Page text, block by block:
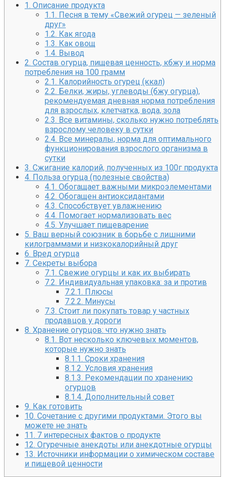
1. Описание продукта
1.1. Песня в тему «Свежий огурец — зеленый
друг»
1.2. Как ягода
1.3. Как овощ
1.4. Вывод
2. Состав огурца, пищевая ценность, кбжу и норма
потребления на 100 грамм
2.1. Калорийность огурец (ккал)
2.2. Белки, жиры, углеводы (бжу огурца),
рекомендуемая дневная норма потребления
для взрослых, клетчатка, вода, зола
2.3. Все витамины, сколько нужно потреблять
взрослому человеку в сутки
2.4. Все минералы, норма для оптимального
функционирования взрослого организма в
сутки
3. Сжигание калорий, полученных из 100г продукта
4. Польза огурца (полезные свойства)
4.1. Обогащает важными микроэлементами
4.2. Обогащен антиоксидантами
4.3. Способствует увлажнению
4.4. Помогает нормализовать вес
4.5. Улучшает пищеварение
5. Ваш верный союзник в борьбе с лишними
килограммами и низкокалорийный друг
6. Вред огурца
7. Секреты выбора
7.1. Свежие огурцы и как их выбирать
7.2. Индивидуальная упаковка: за и против
7.2.1. Плюсы
7.2.2. Минусы
7.3. Стоит ли покупать товар у частных
продавцов у дороги
8. Хранение огурцов: что нужно знать
8.1. Вот несколько ключевых моментов,
которые нужно знать
8.1.1. Сроки хранения
8.1.2. Условия хранения
8.1.3. Рекомендации по хранению
огурцов
8.1.4. Дополнительный совет
9. Как готовить
10. Сочетание с другими продуктами. Этого вы
можете не знать
11. 7 интересных фактов о продукте
12. Огуречные анекдоты или анекдотные огурцы
13. Источники информации о химическом составе
и пищевой ценности